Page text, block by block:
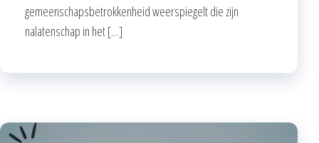
gemeenschapsbetrokkenheid weerspiegelt die zijn
nalatenschap in het […]